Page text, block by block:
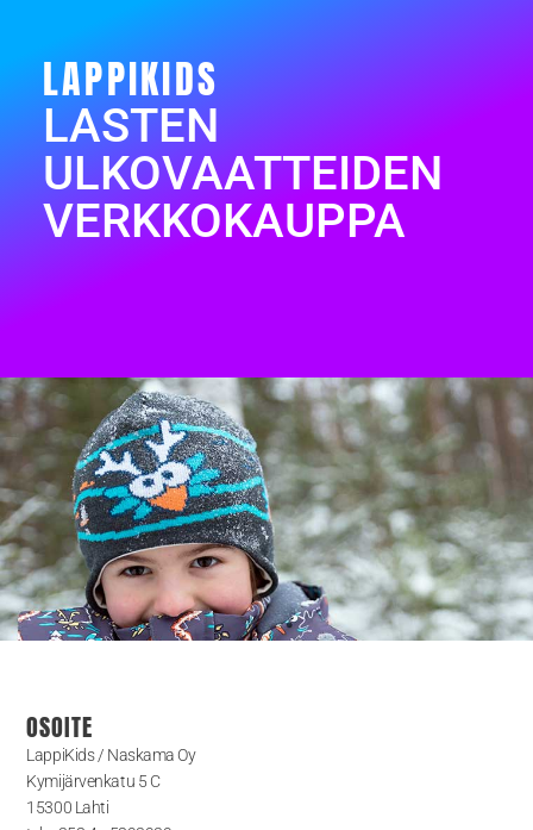
LAPPIKIDS
LASTEN
ULKOVAATTEIDEN
VERKKOKAUPPA
OSOITE
LappiKids / Naskama Oy
Kymijärvenkatu 5 C
15300 Lahti